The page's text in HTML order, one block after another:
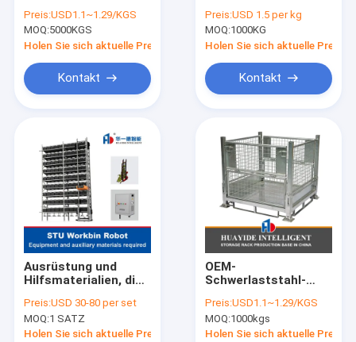
Rack
Preis:USD1.1~1.29/KGS
MOQ:5000KGS
Holen Sie sich aktuelle Preis
Kontakt
Automatisches
Lager- und
Bereitstellungssystem
Preis:USD 1.5 per kg
MOQ:1000KG
Holen Sie sich aktuelle Preis
Kontakt
Ausrüstung und
Hilfsmaterialien, die
Roboter, Workbin-
Roboter und
Kommissionierroboter
Preis:USD 30-80 per set
MOQ:1 SATZ
Holen Sie sich aktuelle Preis
OEM-
Schwerlaststahl-
Regalsysteme 11500
mm Höchsthöhe
Preis:USD1.1~1.29/KGS
MOQ:1000kgs
Holen Sie sich aktuelle Preis